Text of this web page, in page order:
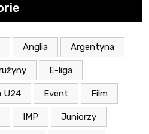
Anglia Argentyna
E-liga
U24 Event Film
IMP Juniorzy